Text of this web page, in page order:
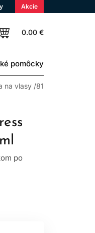
Akcie
0.00 €
pomôcky
vlasy /81 60ml
po